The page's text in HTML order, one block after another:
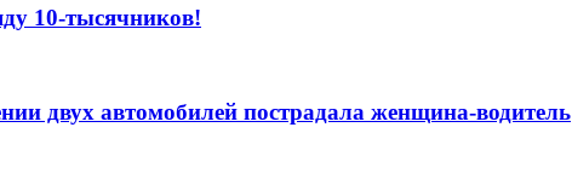
10-тысячников!
двух автомобилей пострадала женщина-водитель